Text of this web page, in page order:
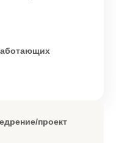
проект